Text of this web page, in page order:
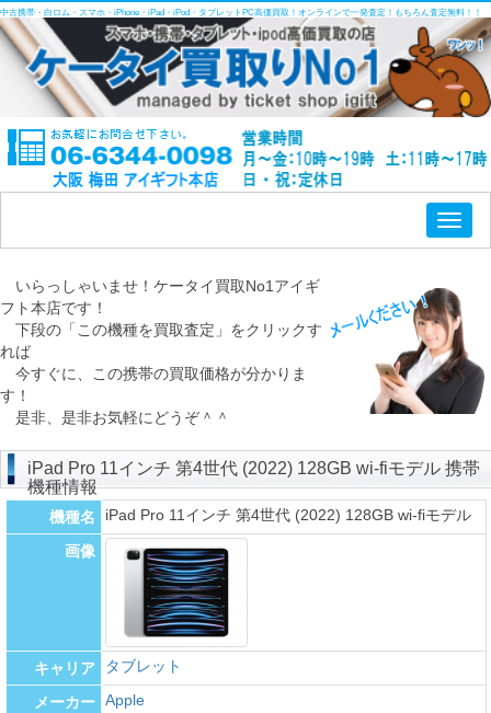
中古携帯・白ロム・スマホ・iPhone・iPad・iPod・タブレットPC高価買取！オンラインで一発査定！もちろん査定無料！！
いらっしゃいませ！ケータイ買取No1アイギ
フト本店です！
下段の「この機種を買取査定」をクリックす
れば
今すぐに、この携帯の買取価格が分かりま
す！
是非、是非お気軽にどうぞ＾＾
iPad Pro 11インチ 第4世代 (2022) 128GB wi-fiモデル 携帯
機種情報
機種名 iPad Pro 11インチ 第4世代 (2022) 128GB wi-fiモデル
画像
キャリア タブレット
メーカー Apple